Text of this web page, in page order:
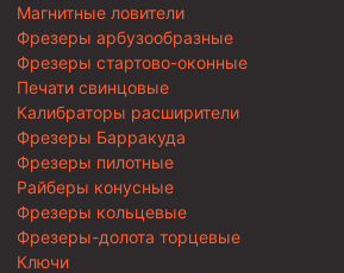
Магнитные ловители
Фрезеры арбузообразные
Фрезеры стартово-оконные
Печати свинцовые
Калибраторы расширители
Фрезеры Барракуда
Фрезеры пилотные
Райберы конусные
Фрезеры кольцевые
Фрезеры-долота торцевые
Ключи